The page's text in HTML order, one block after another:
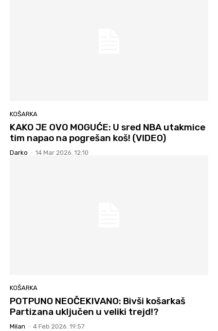
KOŠARKA
KAKO JE OVO MOGUĆE: U sred NBA utakmice
tim napao na pogrešan koš! (VIDEO)
Darko - 14 Mar 2026. 12:10
KOŠARKA
POTPUNO NEOČEKIVANO: Bivši košarkaš
Partizana uključen u veliki trejd!?
Milan - 4 Feb 2026. 19:57